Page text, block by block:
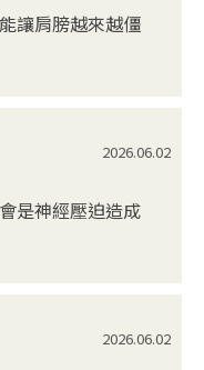
讓肩膀越來越僵
2026.06.02
是神經壓迫造成
2026.06.02